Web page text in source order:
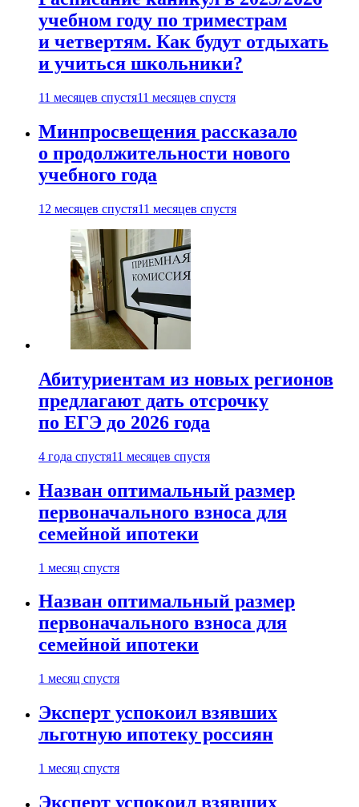
учебном году по триместрам
и четвертям. Как будут отдыхать
и учиться школьники?
11 месяцев спустя11 месяцев спустя
Минпросвещения рассказало
о продолжительности нового
учебного года
12 месяцев спустя11 месяцев спустя
Абитуриентам из новых регионов
предлагают дать отсрочку
по ЕГЭ до 2026 года
4 года спустя11 месяцев спустя
Назван оптимальный размер
первоначального взноса для
семейной ипотеки
1 месяц спустя
Назван оптимальный размер
первоначального взноса для
семейной ипотеки
1 месяц спустя
Эксперт успокоил взявших
льготную ипотеку россиян
1 месяц спустя
Эксперт успокоил взявших